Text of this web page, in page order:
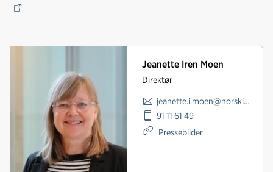
Jeanette Iren Moen
Direktør
jeanette.i.moen@norskindustri.no
91 11 61 49
Pressebilder